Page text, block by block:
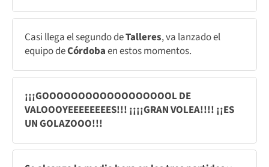
Casi llega el segundo deTalleres, va lanzado el
equipo deCórdobaen estos momentos.
¡¡¡GOOOOOOOOOOOOOOOOOOL DE
VALOOOYEEEEEEEES!!! ¡¡¡¡GRAN VOLEA!!!! ¡¡ES
UN GOLAZOOO!!!